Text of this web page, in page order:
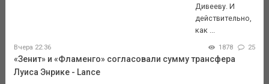
Дивееву. И
действительно,
как ...
Вчера 22:36 1878 25
«Зенит» и «Фламенго» согласовали сумму трансфера
Луиса Энрике - Lance